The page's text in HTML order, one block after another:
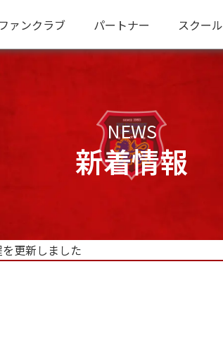
ファンクラブ パートナー スクール
NEWS
新着情報
更新しました